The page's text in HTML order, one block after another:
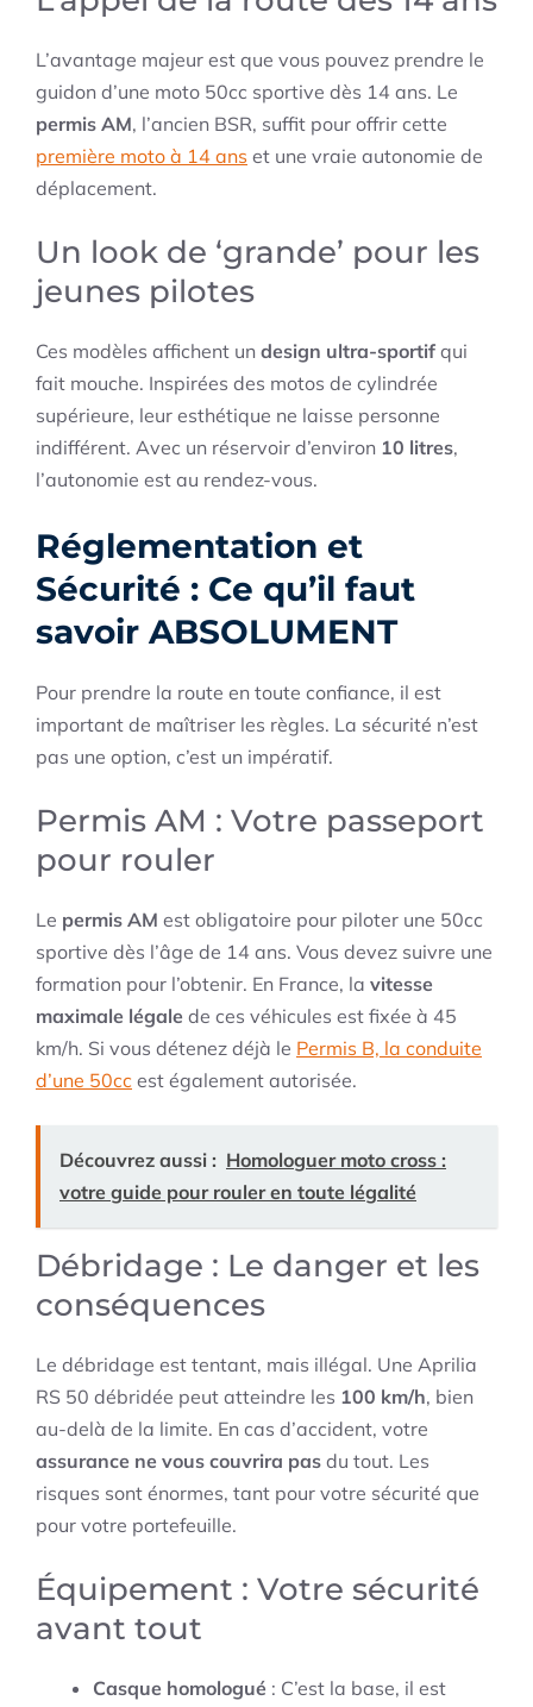
L’avantage majeur est que vous pouvez prendre le
guidon d’une moto 50cc sportive dès 14 ans. Le
permis AM, l’ancien BSR, suffit pour offrir cette
première moto à 14 ans et une vraie autonomie de
déplacement.
Un look de ‘grande’ pour les
jeunes pilotes
Ces modèles affichent un design ultra-sportif qui
fait mouche. Inspirées des motos de cylindrée
supérieure, leur esthétique ne laisse personne
indifférent. Avec un réservoir d’environ 10 litres,
l’autonomie est au rendez-vous.
Réglementation et
Sécurité : Ce qu’il faut
savoir ABSOLUMENT
Pour prendre la route en toute confiance, il est
important de maîtriser les règles. La sécurité n’est
pas une option, c’est un impératif.
Permis AM : Votre passeport
pour rouler
Le permis AM est obligatoire pour piloter une 50cc
sportive dès l’âge de 14 ans. Vous devez suivre une
formation pour l’obtenir. En France, la vitesse
maximale légale de ces véhicules est fixée à 45
km/h. Si vous détenez déjà le Permis B, la conduite
d’une 50cc est également autorisée.
Découvrez aussi : Homologuer moto cross :
votre guide pour rouler en toute légalité
Débridage : Le danger et les
conséquences
Le débridage est tentant, mais illégal. Une Aprilia
RS 50 débridée peut atteindre les 100 km/h, bien
au-delà de la limite. En cas d’accident, votre
assurance ne vous couvrira pas du tout. Les
risques sont énormes, tant pour votre sécurité que
pour votre portefeuille.
Équipement : Votre sécurité
avant tout
Casque homologué : C’est la base, il est